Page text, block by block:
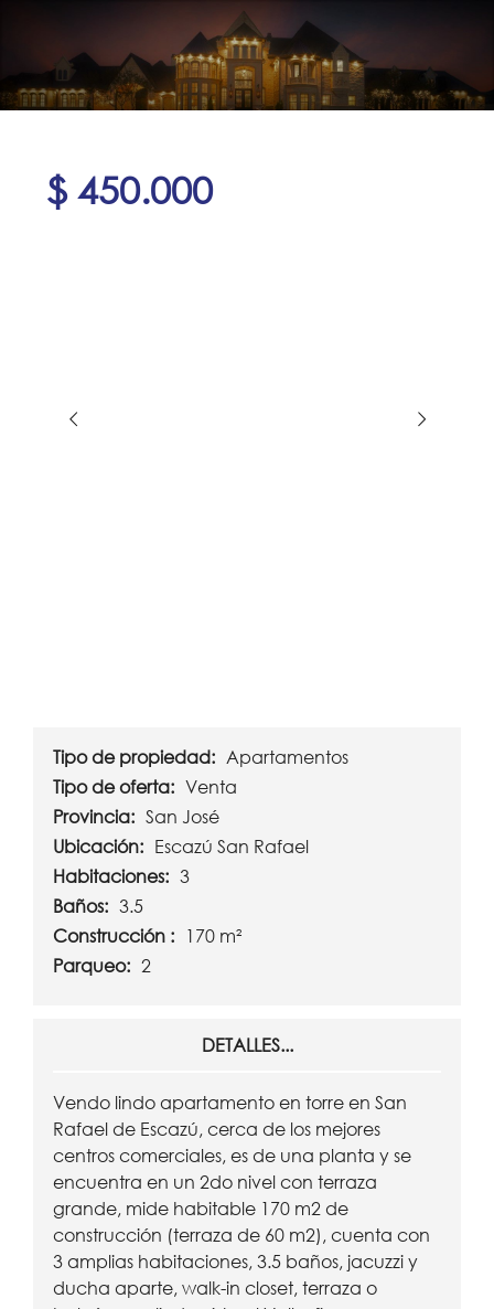
$ 450.000
Tipo de propiedad: Apartamentos
Tipo de oferta: Venta
Provincia: San José
Ubicación: Escazú San Rafael
Habitaciones: 3
Baños: 3.5
Construcción : 170 m²
Parqueo: 2
DETALLES...
Vendo lindo apartamento en torre en San
Rafael de Escazú, cerca de los mejores
centros comerciales, es de una planta y se
encuentra en un 2do nivel con terraza
grande, mide habitable 170 m2 de
construcción (terraza de 60 m2), cuenta con
3 amplias habitaciones, 3.5 baños, jacuzzi y
ducha aparte, walk-in closet, terraza o